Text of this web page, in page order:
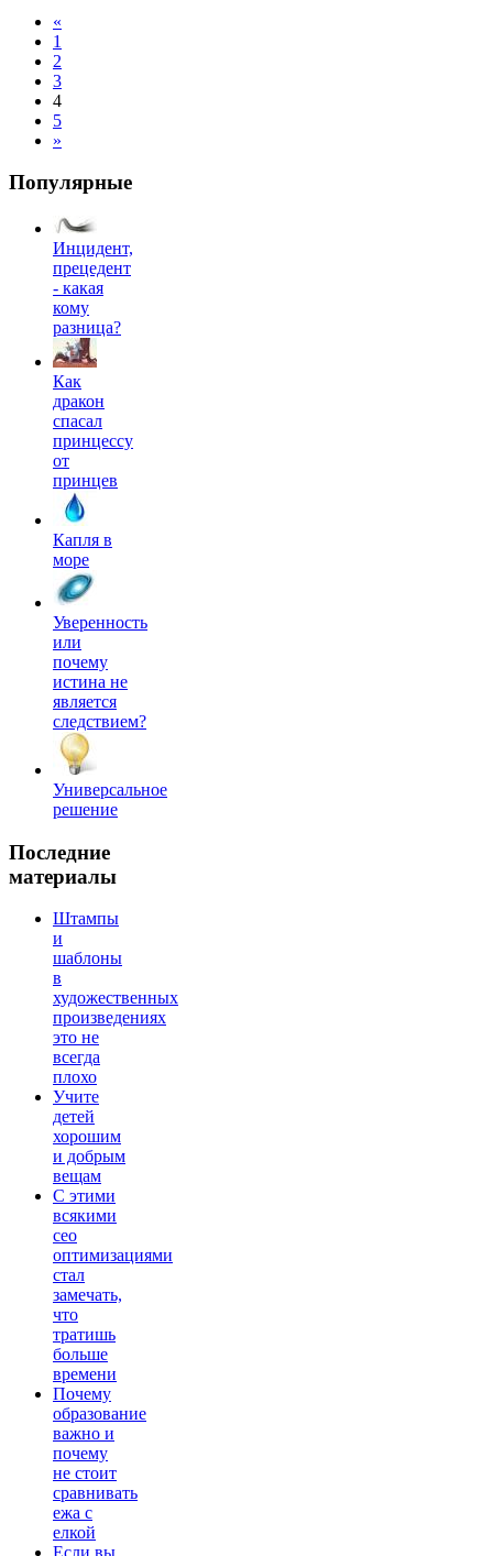
«
1
2
3
4
5
»
Популярные
Инцидент,
прецедент
- какая
кому
разница?
Как
дракон
спасал
принцессу
от
принцев
Капля в
море
Уверенность
или
почему
истина не
является
следствием?
Универсальное
решение
Последние
материалы
Штампы
и
шаблоны
в
художественных
произведениях
это не
всегда
плохо
Учите
детей
хорошим
и добрым
вещам
С этими
всякими
сео
оптимизациями
стал
замечать,
что
тратишь
больше
времени
Почему
образование
важно и
почему
не стоит
сравнивать
ежа с
елкой